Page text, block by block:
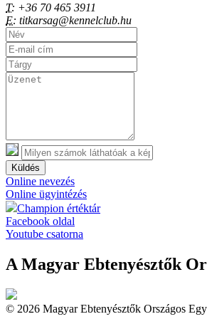
T: +36 70 465 3911
E: titkarsag@kennelclub.hu
Küldés
Online nevezés
Online ügyintézés
Champion értéktár
Facebook oldal
Youtube csatorna
A Magyar Ebtenyésztők
© 2026 Magyar Ebtenyésztők Országos